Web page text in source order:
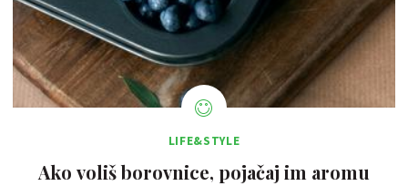
LIFE&STYLE
Ako voliš borovnice, pojačaj im aromu